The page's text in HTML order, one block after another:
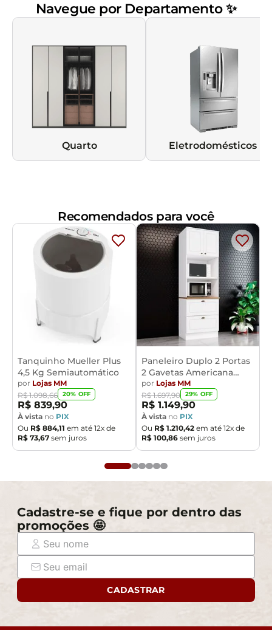
Navegue por Departamento ✨
Quarto Eletrodomésticos
Recomendados para você
Tanquinho Mueller Plus
4,5 Kg Semiautomático
por Lojas MM
R$ 1.098,66 20% OFF
R$ 839,90
À vista no PIX
Ou R$ 884,11 em até 12x de
R$ 73,67 sem juros
Paneleiro Duplo 2 Portas
2 Gavetas Americana
Henn
por Lojas MM
R$ 1.697,90 29% OFF
R$ 1.149,90
À vista no PIX
Ou R$ 1.210,42 em até 12x de
R$ 100,86 sem juros
Cadastre-se e fique por dentro das
promoções 🤩
CADASTRAR